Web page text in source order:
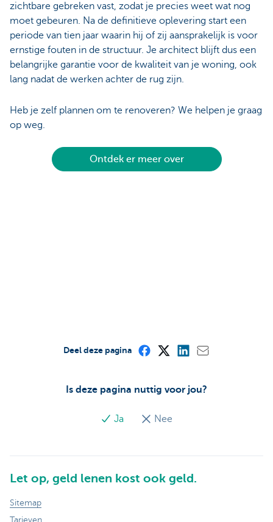
zichtbare gebreken vast, zodat je precies weet wat nog
moet gebeuren. Na de definitieve oplevering start een
periode van tien jaar waarin hij of zij aansprakelijk is voor
ernstige fouten in de structuur. Je architect blijft dus een
belangrijke garantie voor de kwaliteit van je woning, ook
lang nadat de werken achter de rug zijn.
Heb je zelf plannen om te renoveren? We helpen je graag
op weg.
Ontdek er meer over
Is deze pagina nuttig voor jou?
Ja Nee
Deel deze pagina
Let op, geld lenen kost ook geld.
Sitemap
Tarieven